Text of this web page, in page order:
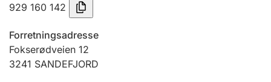
Tinglysing
Jeger
929 160 142
Forretningsadresse
Fokserødveien 12
3241 SANDEFJORD